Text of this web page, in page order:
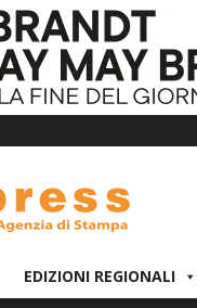
EDIZIONI REGIONALI